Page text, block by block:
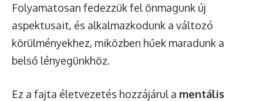
Folyamatosan fedezzük fel önmagunk új
aspektusait, és alkalmazkodunk a változó
körülményekhez, miközben hűek maradunk a
belső lényegünkhöz.
Ez a fajta életvezetés hozzájárul a mentális